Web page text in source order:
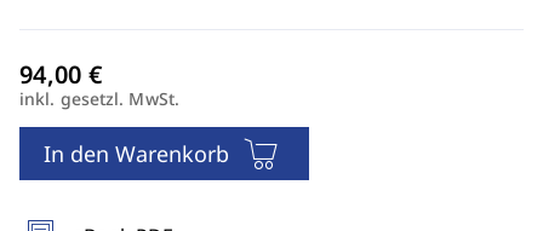
inkl. gesetzl. MwSt.
In den Warenkorb